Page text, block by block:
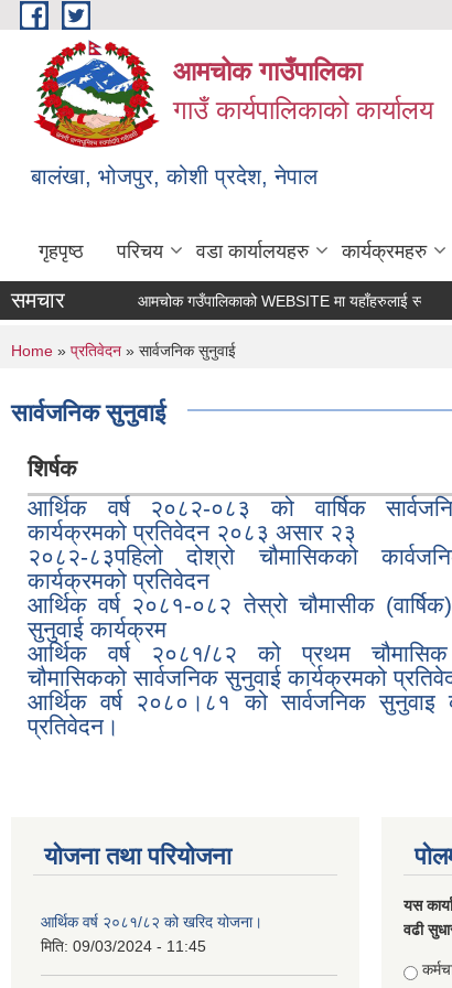
Skip to main content
आमचोक गाउँपालिका
गाउँ कार्यपालिकाको कार्यालय
बालंखा, भोजपुर, कोशी प्रदेश, नेपाल
गृहपृष्ठ परिचय वडा कार्यालयहरु कार्यक्रमहरु
आमचोक गउँपालिकाको WEBSITE मा यहाँहरुलाई स्वागत छ ।
समचार
You are here
Home » प्रतिवेदन » सार्वजनिक सुनुवाई
सार्वजनिक सुनुवाई
शिर्षक
आर्थिक वर्ष २०८२-०८३ को वार्षिक
कार्यक्रमको प्रतिवेदन २०८३ असार २३
२०८२-८३पहिलो दोश्रो चौमासिकको
कार्यक्रमको प्रतिवेदन
आर्थिक वर्ष २०८१-०८२ तेस्रो चौमासीक
सुनुवाई कार्यक्रम
आर्थिक वर्ष २०८१/८२ को प्रथम
चौमासिकको सार्वजनिक सुनुवाई कार्यक्रमको
आर्थिक वर्ष २०८०।८१ को सार्वजनिक सुनुवाइ
प्रतिवेदन।
योजना तथा परियोजना
आर्थिक वर्ष २०८१/८२ को खरिद योजना।
मिति: 09/03/2024 - 11:45
यस
वढी